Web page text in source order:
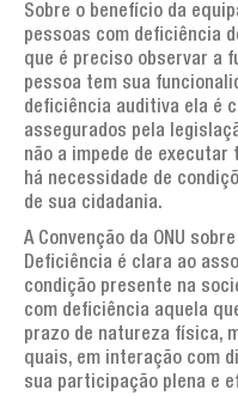
Sobre o benefício da
pessoas com deficiência
que é preciso observar a
pessoa tem sua
deficiência auditiva ela é
assegurados pela
não a impede de executar
há necessidade de
de sua cidadania.
A Convenção da ONU
Deficiência é clara ao
condição presente na
com deficiência aquela
prazo de natureza física,
quais, em interação com
sua participação plena e